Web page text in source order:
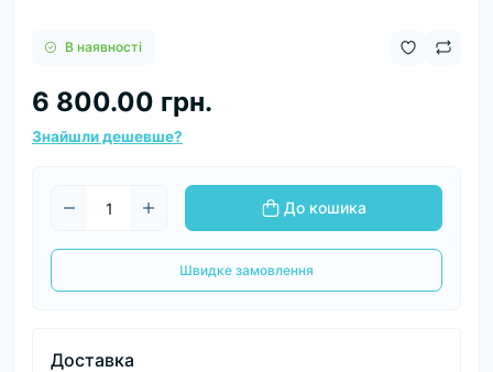
В наявності
6 800.00 грн.
Знайшли дешевше?
До кошика
Швидке замовлення
Доставка